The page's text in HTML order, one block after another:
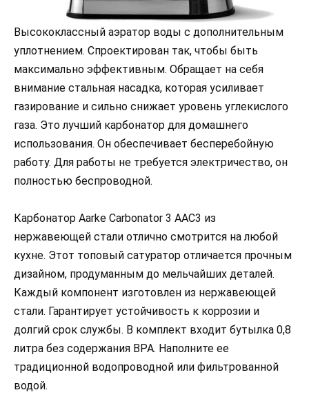
Высококлассный аэратор воды с дополнительным
уплотнением. Спроектирован так, чтобы быть
максимально эффективным. Обращает на себя
внимание стальная насадка, которая усиливает
газирование и сильно снижает уровень углекислого
газа. Это лучший карбонатор для домашнего
использования. Он обеспечивает бесперебойную
работу. Для работы не требуется электричество, он
полностью беспроводной.
Карбонатор Aarke Carbonator 3 AAC3 из
нержавеющей стали отлично смотрится на любой
кухне. Этот топовый сатуратор отличается прочным
дизайном, продуманным до мельчайших деталей.
Каждый компонент изготовлен из нержавеющей
стали. Гарантирует устойчивость к коррозии и
долгий срок службы. В комплект входит бутылка 0,8
литра без содержания BPA. Наполните ее
традиционной водопроводной или фильтрованной
водой.